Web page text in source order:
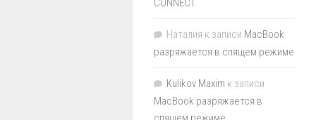
CONNECT
Наталия к записи MacBook
разряжается в спящем режиме
Kulikov Maxim к записи
MacBook разряжается в